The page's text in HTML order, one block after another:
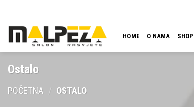
content
HOME O NAMA SHOP
Ostalo
POČETNA / OSTALO